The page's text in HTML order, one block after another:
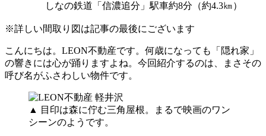
しなの鉄道「信濃追分」駅車約8分（約4.3㎞）
※詳しい間取り図は記事の最後にございます
こんにちは。LEON不動産です。何歳になっても「隠れ家」
の響きには心が踊りますよね。今回紹介するのは、まさその
呼び名がふさわしい物件です。
▲ 目印は森に佇む三角屋根。まるで映画のワン
シーンのようです。